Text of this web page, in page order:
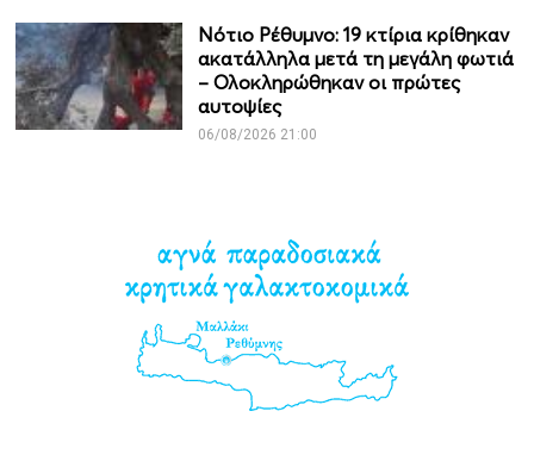
Νότιο Ρέθυμνο: 19 κτίρια κρίθηκαν
ακατάλληλα μετά τη μεγάλη φωτιά
– Ολοκληρώθηκαν οι πρώτες
αυτοψίες
06/08/2026 21:00